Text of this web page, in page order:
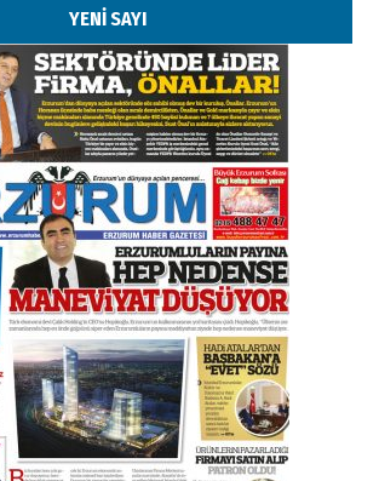
YENİ SAYI
GÜLERCİ
Şahsuvaroğlu ERKON’da
yukarı taşırken,
aşağı
BOZKURT
fotoğraf, bir şehir, bir
Dizginler kimin
2026 Salı
Yılmaz
BÖLÜM DEĞİL, BİR ÖMÜR
“NEDEN
ÜNİVERSİTESİ?”
2026 Salı
Gökhan YAZICI
Yesevi’den bir Alperen…
idi… Hakka yürüdü.!
2026 Perşembe